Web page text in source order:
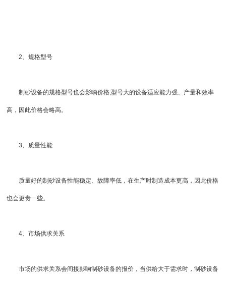
2、规格型号
制砂设备的规格型号也会影响价格,型号大的设备适应能力强、产量和效率
高，因此价格会略高。
3、质量性能
质量好的制砂设备性能稳定、故障率低，在生产时制造成本更高，因此价格
也会更贵一些。
4、市场供求关系
市场的供求关系会间接影响制砂设备的报价，当供给大于需求时，制砂设备